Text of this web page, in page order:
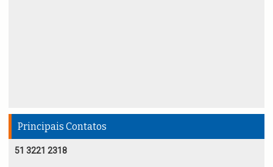
Principais Contatos
51 3221 2318